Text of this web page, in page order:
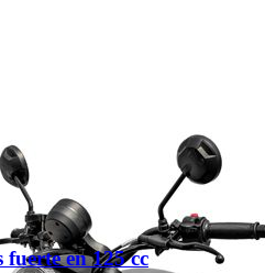
fuerte en 125 cc